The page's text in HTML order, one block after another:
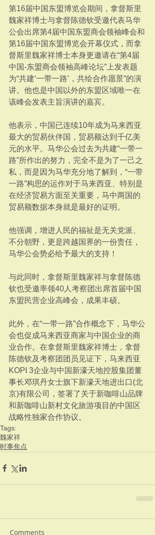
第16届中国东盟博览会期间，拿督斯里
魏家祥博士与拿督陈德钦受邀代表马华
公会出席第4届中国东盟商会领袖峰会和
第16届中国东盟博览会开幕仪式，而拿
督斯里魏家祥博士本身更邀请在“第4届
中国-东盟商会领袖高峰论坛”上发表题
为“共建‘一带一路’，共绘合作愿景”的演
讲。他也是中国以外的东盟区域唯一在
该峰会发表主旨演讲的嘉宾。
他表示，中国已连续10年成为马来西亚
最大的贸易伙伴国，贸易额达到千亿美
元的水平。马华公会过去为共建“一带一
路”所作出的努力，完全不是为了一己之
私，而是因为马华充分地了解到，“一带
一路”构思的运作对于马来西亚、特别是
在经济贸易方面至关重要，马中两国的
贸易额数据本身就是最好的证明。
他强调，增进人民的福祉是无关党派、
不分朝野，更是跨越国界的一份责任，
马华公会势必给予最大的支持！
与此同时，拿督斯里魏家祥与拿督陈德
钦也受邀率领40人考察团出席首届中国
东盟民营企业高峰会，成果丰硕。
此外，在“一带一路”合作概念下，马华公
会也促成马来西亚商家与中国企业的商
业合作。在拿督斯里魏家祥博士，拿督
陈德钦及考察团团员见证下，马来西亚
KOPI 3企业与中国新濠天地控股集团董
事长邓琪丹女士旗下新濠天地进出口(北
京)有限公司，签署了关于新咖啡山品牌
和新咖啡山新村文化旅游项目的中国区
战略性独家合作协议。
Tags:
魏家祥
时事焦点
Comments